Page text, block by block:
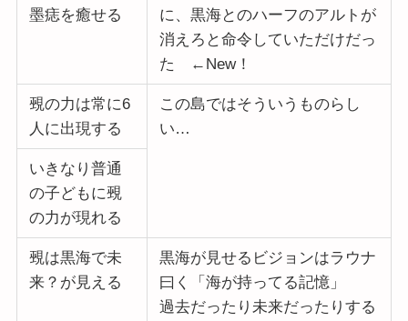
墨痣を癒せる
に、黒海とのハーフのアルトが
消えろと命令していただけだっ
た ←New！
覡の力は常に6
人に出現する
この島ではそういうものらし
い…
いきなり普通
の子どもに覡
の力が現れる
覡は黒海で未
来？が見える
黒海が見せるビジョンはラウナ
曰く「海が持ってる記憶」
過去だったり未来だったりする